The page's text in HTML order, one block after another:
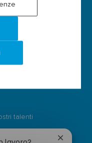
talenti